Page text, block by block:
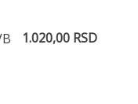
1.020,00 RSD